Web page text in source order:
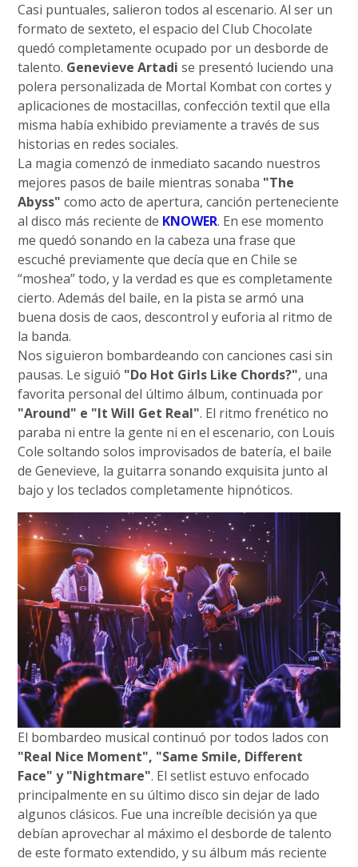
Casi puntuales, salieron todos al escenario. Al ser un
formato de sexteto, el espacio del Club Chocolate
quedó completamente ocupado por un desborde de
talento. Genevieve Artadi se presentó luciendo una
polera personalizada de Mortal Kombat con cortes y
aplicaciones de mostacillas, confección textil que ella
misma había exhibido previamente a través de sus
historias en redes sociales.
La magia comenzó de inmediato sacando nuestros
mejores pasos de baile mientras sonaba "The
Abyss" como acto de apertura, canción perteneciente
al disco más reciente de KNOWER. En ese momento
me quedó sonando en la cabeza una frase que
escuché previamente que decía que en Chile se
“moshea” todo, y la verdad es que es completamente
cierto. Además del baile, en la pista se armó una
buena dosis de caos, descontrol y euforia al ritmo de
la banda.
Nos siguieron bombardeando con canciones casi sin
pausas. Le siguió "Do Hot Girls Like Chords?", una
favorita personal del último álbum, continuada por
"Around" e "It Will Get Real". El ritmo frenético no
paraba ni entre la gente ni en el escenario, con Louis
Cole soltando solos improvisados de batería, el baile
de Genevieve, la guitarra sonando exquisita junto al
bajo y los teclados completamente hipnóticos.
El bombardeo musical continuó por todos lados con
"Real Nice Moment", "Same Smile, Different
Face" y "Nightmare". El setlist estuvo enfocado
principalmente en su último disco sin dejar de lado
algunos clásicos. Fue una increíble decisión ya que
debían aprovechar al máximo el desborde de talento
de este formato extendido, y su álbum más reciente